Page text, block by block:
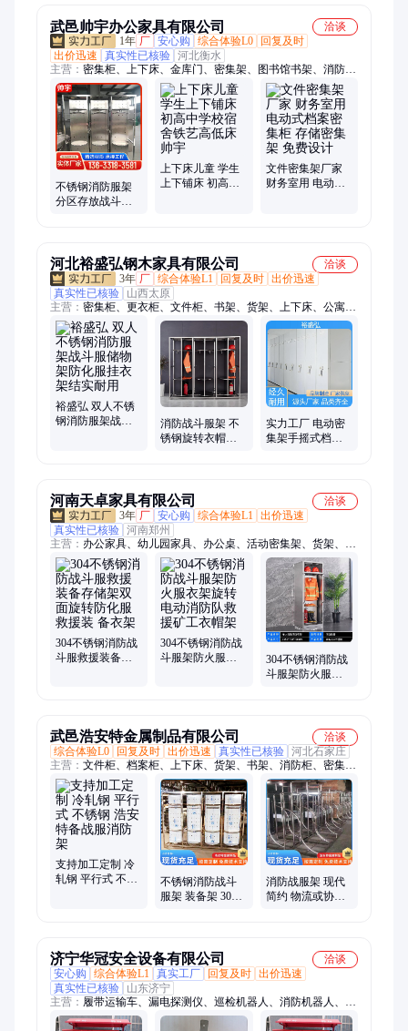
武邑帅宇办公家具有限公司
洽谈
1年 厂 安心购 综合体验L0
回复及时
出价迅速
真实性已核验 河北衡水
主营： 密集柜、上下床、金库门、密集架、图书馆书架、消防
柜、文件柜、更衣柜、食堂餐桌椅、课桌椅、阅览桌椅
不锈钢消防服架
分区存放战斗服
上下床儿童 学生
上下铺床 初高中
文件密集架厂家
财务室用 电动式
河北裕盛弘钢木家具有限公司
洽谈
3年 厂 综合体验L1 回复及时 出价迅速
真实性已核验
山西太原
主营： 密集柜、更衣柜、文件柜、书架、货架、上下床、公寓
床、电脑翻转桌、制式床、制式储物柜、制式学习桌、保密柜、
餐桌、选层柜、枪柜
裕盛弘 双人不锈
钢消防服架战斗
消防战斗服架 不
锈钢旋转衣帽摆
实力工厂 电动密
集架手摇式档案
河南天卓家具有限公司
洽谈
3年 厂 安心购 综合体验L1 出价迅速
真实性已核验 河南郑州
主营： 办公家具、幼儿园家具、办公桌、活动密集架、货架、博
古架、屏风隔断桌、办公椅职员椅、办公沙发、班台老板桌主管
桌、法院家具、幼儿园床柜、会议桌、烤漆家具、医院家具、监
控台、实验台、工作台、国家、护士站导医台、护理床、茶台、
户外家具、餐桌椅
304不锈钢消防战
斗服救援装备存
304不锈钢消防战
斗服架防火服衣
304不锈钢消防战
斗服架防火服衣
武邑浩安特金属制品有限公司
洽谈
综合体验L0
回复及时 出价迅速 真实性已核验 河北石家庄
主营： 文件柜、档案柜、上下床、货架、书架、消防柜、密集
架、保险柜、课桌椅、餐桌椅、回收箱、回转柜、涂鸦柜、密集
柜、选层柜、金库门、保密柜、拆装柜、跨境出口橱柜、拆装橱
柜
支持加工定制 冷
轧钢 平行式 不锈
不锈钢消防战斗
服架 装备架 304
消防战服架 现代
简约 物流或协商
济宁华冠安全设备有限公司
洽谈
安心购
综合体验L1 真实工厂 回复及时 出价迅速
真实性已核验
山东济宁
主营： 履带运输车、漏电探测仪、巡检机器人、消防机器人、消
防箱、消防服、电动脚手架、破拆工具组、干粉灭火器、打药喷